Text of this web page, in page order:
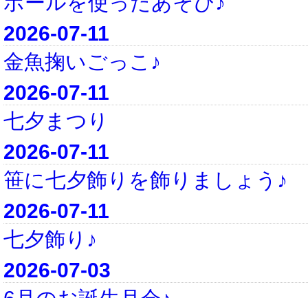
2026-07-11
金魚掬いごっこ♪
2026-07-11
七夕まつり
2026-07-11
笹に七夕飾りを飾りましょう♪
2026-07-11
七夕飾り♪
2026-07-03